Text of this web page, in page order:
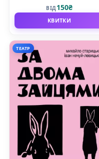
ВІД150₴
КВИТКИ
ТЕАТР